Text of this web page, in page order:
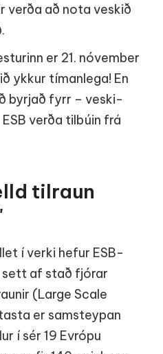
verða að nota veskið
er 21. nóvember
ykkur tímanlega! En
byrjað fyrr – veski-
verða tilbúin frá
tilraun
í verki hefur ESB-
af stað fjórar
(Large Scale
er samsteypan
í sér 19 Evrópu